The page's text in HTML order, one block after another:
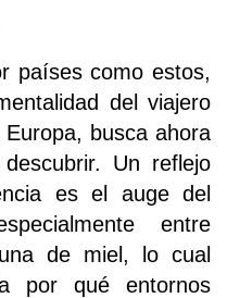
países como estos,
del viajero
busca ahora
Un reflejo
es el auge del
entre
de miel, lo cual
por qué entornos